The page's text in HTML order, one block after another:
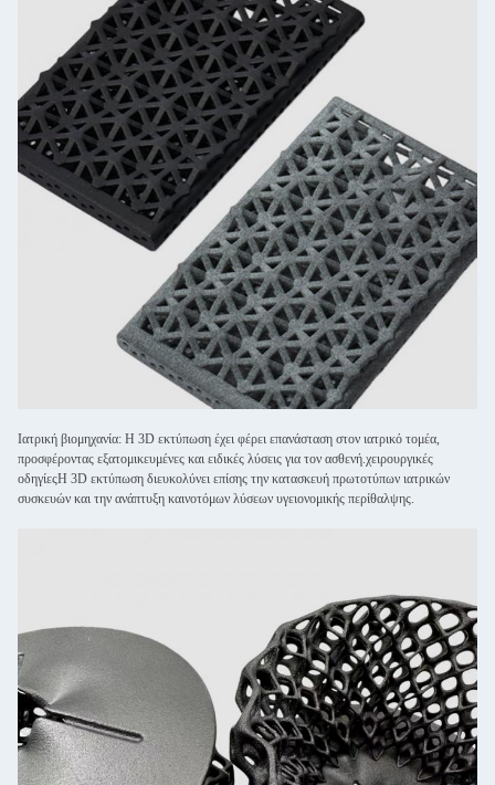
Ιατρική βιομηχανία: Η 3D εκτύπωση έχει φέρει επανάσταση στον ιατρικό τομέα,
προσφέροντας εξατομικευμένες και ειδικές λύσεις για τον ασθενή.χειρουργικές
οδηγίεςΗ 3D εκτύπωση διευκολύνει επίσης την κατασκευή πρωτοτύπων ιατρικών
συσκευών και την ανάπτυξη καινοτόμων λύσεων υγειονομικής περίθαλψης.